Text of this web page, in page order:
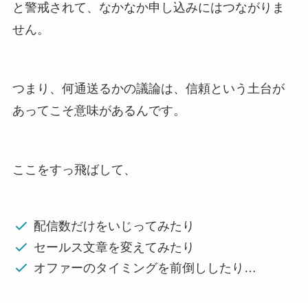
と警戒されて、なかなか申し込みにはつながりま
せん。
つまり、何通送るかの議論は、信頼という土台が
あってこそ意味があるんです。
ここをすっ飛ばして、
配信数だけをいじってみたり
セールス文章を変えてみたり
オファーのタイミングを前倒ししたり…